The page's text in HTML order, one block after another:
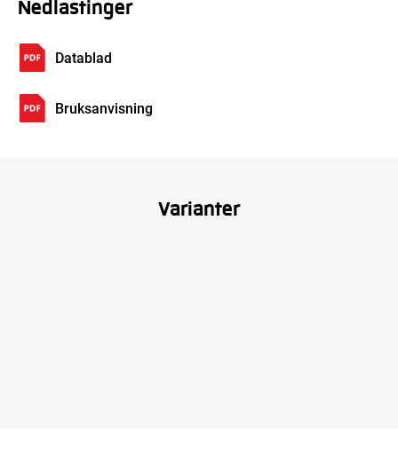
Nedlastinger
Datablad
Bruksanvisning
Varianter